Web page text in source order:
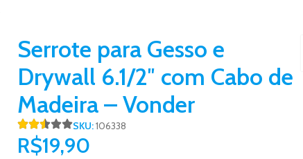
Serrote para Gesso e
Drywall 6.1/2″ com Cabo de
Madeira – Vonder
SKU:106338
R$19,90